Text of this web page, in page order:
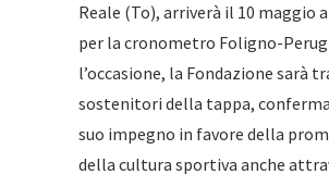
Reale (To), arriverà il 10 maggio
per la cronometro Foligno-
l’occasione, la Fondazione sarà
sostenitori della tappa,
suo impegno in favore della
della cultura sportiva anche